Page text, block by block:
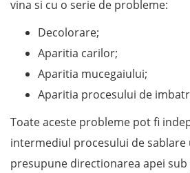
vina si cu o serie de probleme:
Decolorare;
Aparitia carilor;
Aparitia mucegaiului;
Aparitia procesului de
Toate aceste probleme pot fi
intermediul procesului de sablare
presupune directionarea apei